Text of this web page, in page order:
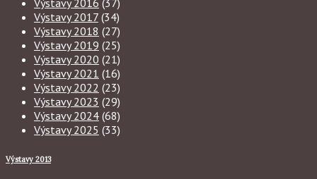
Výstavy 2016 (37)
Výstavy 2017 (34)
Výstavy 2018 (27)
Výstavy 2019 (25)
Výstavy 2020 (21)
Výstavy 2021 (16)
Výstavy 2022 (23)
Výstavy 2023 (29)
Výstavy 2024 (68)
Výstavy 2025 (33)
Výstavy 2013